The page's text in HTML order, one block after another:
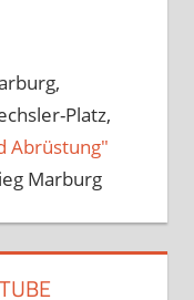
Platz,
Abrüstung"
Marburg